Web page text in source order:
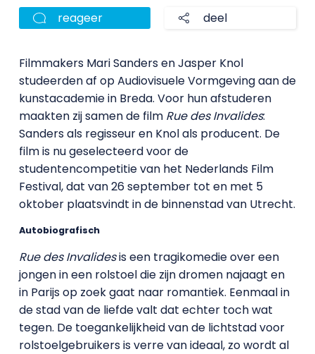
reageer deel
Filmmakers Mari Sanders en Jasper Knol
studeerden af op Audiovisuele Vormgeving aan de
kunstacademie in Breda. Voor hun afstuderen
maakten zij samen de film Rue des Invalides:
Sanders als regisseur en Knol als producent. De
film is nu geselecteerd voor de
studentencompetitie van het Nederlands Film
Festival, dat van 26 september tot en met 5
oktober plaatsvindt in de binnenstad van Utrecht.
Autobiografisch
Rue des Invalidesis een tragikomedie over een
jongen in een rolstoel die zijn dromen najaagt en
in Parijs op zoek gaat naar romantiek. Eenmaal in
de stad van de liefde valt dat echter toch wat
tegen. De toegankelijkheid van de lichtstad voor
rolstoelgebruikers is verre van ideaal, zo wordt al